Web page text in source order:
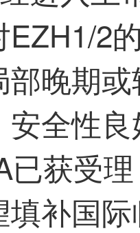
EZH1/2
晚期
全性
已获受
补国